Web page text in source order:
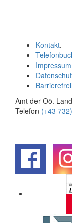
Kontakt.
Impressum
Amt der Oö.
Telefon (+43